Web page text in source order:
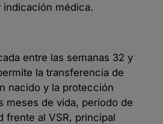
indicación médica.
entre las semanas 32 y
la transferencia de
nacido y la protección
meses de vida, período de
frente al VSR, principal